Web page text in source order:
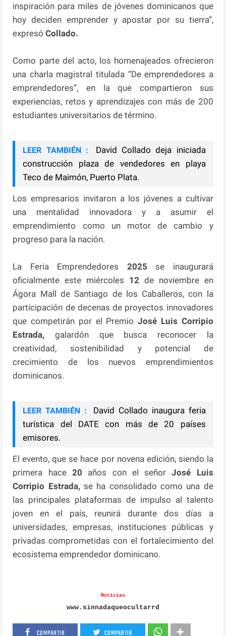
inspiración para miles de jóvenes dominicanos que
hoy deciden emprender y apostar por su tierra”,
expresóCollado.
Como parte del acto, los homenajeados ofrecieron
una charla magistral titulada “De emprendedores a
emprendedores”, en la que compartieron sus
experiencias, retos y aprendizajes con más de 200
estudiantes universitarios de término.
LEER TAMBIÉN :
David Collado deja iniciada
construcción plaza de vendedores en playa
Teco de Maimón, Puerto Plata.
Los empresarios invitaron a los jóvenes a cultivar
una mentalidad innovadora y a asumir el
emprendimiento como un motor de cambio y
progreso para la nación.
La Feria Emprendedores 2025 se inaugurará
oficialmente este miércoles 12 de noviembre en
Ágora Mall de Santiago de los Caballeros, con la
participación de decenas de proyectos innovadores
que competirán por el Premio José Luis Corripio
Estrada, galardón que busca reconocer la
creatividad, sostenibilidad y potencial de
crecimiento de los nuevos emprendimientos
dominicanos.
LEER TAMBIÉN :
David Collado inaugura feria
turística del DATE con más de 20 países
emisores.
El evento, que se hace por novena edición, siendo la
primera hace 20 años con el señor José Luis
Corripio Estrada,se ha consolidado como una de
las principales plataformas de impulso al talento
joven en el país, reunirá durante dos días a
universidades, empresas, instituciones públicas y
privadas comprometidas con el fortalecimiento del
ecosistema emprendedor dominicano.
Noticias
www.sinnadaqueocultarrd
COMPARTIR COMPARTIR